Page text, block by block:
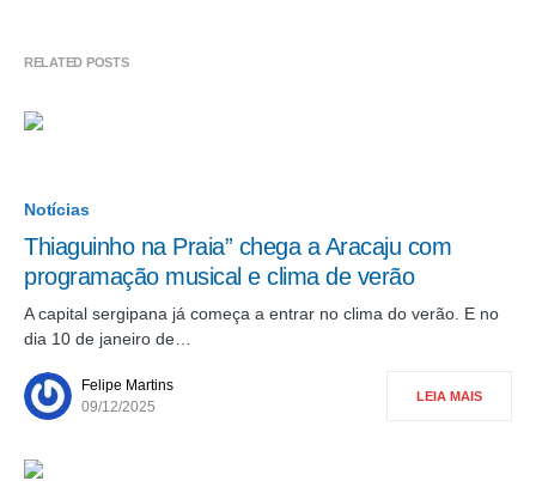
RELATED POSTS
Notícias
Thiaguinho na Praia” chega a Aracaju com
programação musical e clima de verão
A capital sergipana já começa a entrar no clima do verão. E no
dia 10 de janeiro de…
Felipe Martins
09/12/2025
LEIA MAIS